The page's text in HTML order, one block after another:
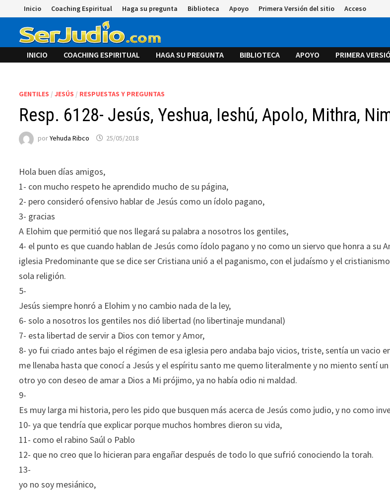
al
contenido
Inicio Coaching Espiritual Haga su pregunta Biblioteca Apoyo Primera Versión del sitio Acceso
INICIO COACHING ESPIRITUAL HAGA SU PREGUNTA BIBLIOTECA APOYO PRIMERA
GENTILES /JESÚS / RESPUESTAS Y PREGUNTAS
Resp. 6128- Jesús, Yeshua, Ieshú, Apolo, Mithra,
porYehuda Ribco 25/05/2018
Hola buen días amigos,
1- con mucho respeto he aprendido mucho de su página,
2- pero consideró ofensivo hablar de Jesús como un ídolo pagano,
3- gracias
A Elohim que permitió que nos llegará su palabra a nosotros los gentiles,
4- el punto es que cuando hablan de Jesús como ídolo pagano y no como un siervo que honra a su
iglesia Predominante que se dice ser Cristiana unió a el paganismo, con el judaísmo y el
sola religión.
5-
Jesús siempre honró a Elohim y no cambio nada de la ley,
6- solo a nosotros los gentiles nos dió libertad (no libertinaje mundanal)
7- esta libertad de servir a Dios con temor y Amor,
8- yo fui criado antes bajo el régimen de esa iglesia pero andaba bajo vicios, triste, sentía un vacio
me llenaba hasta que conocí a Jesús y el espíritu santo me quemo literalmente y no miento sentí
otro yo con deseo de amar a Dios a Mi prójimo, ya no había odio ni maldad.
9-
Es muy larga mi historia, pero les pido que busquen más acerca de Jesús como judio, y no como
10- ya que tendría que explicar porque muchos hombres dieron su vida,
11- como el rabino Saúl o Pablo
12- que no creo que lo hicieran para engañar después de todo lo que sufrió conociendo la torah.
13-
yo no soy mesiánico,